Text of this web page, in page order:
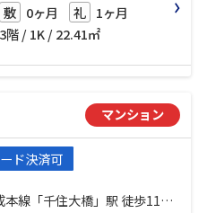
敷 0ヶ月 礼 1ヶ月
3階 / 1K / 22.41㎡
マンション
ド決済可
本線「千住大橋」駅 徒歩11分